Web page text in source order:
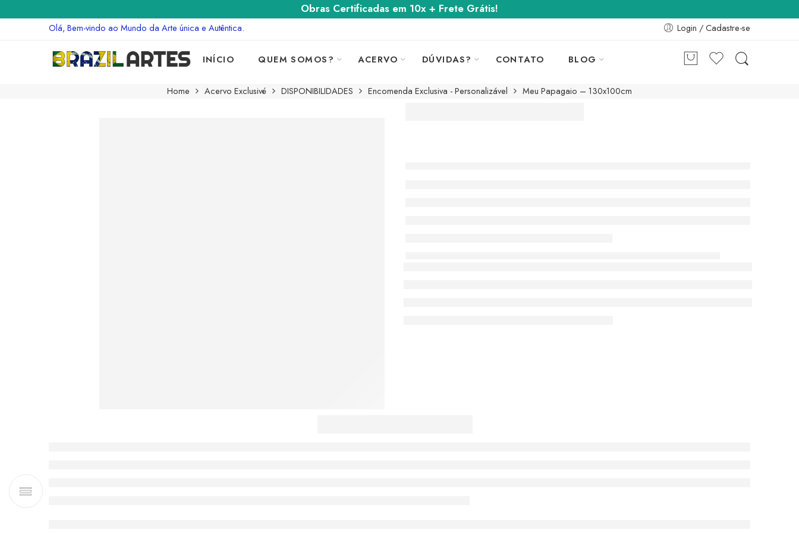
Obras Certificadas em 10x + Frete Grátis!
Olá, Bem-vindo ao Mundo da Arte única e Autêntica. Login / Cadastre-se
INÍCIO QUEM SOMOS? ACERVO DÚVIDAS? CONTATO BLOG
Home Acervo Exclusivé DISPONIBILIDADES Encomenda Exclusiva - Personalizável Meu Papagaio – 130x100cm